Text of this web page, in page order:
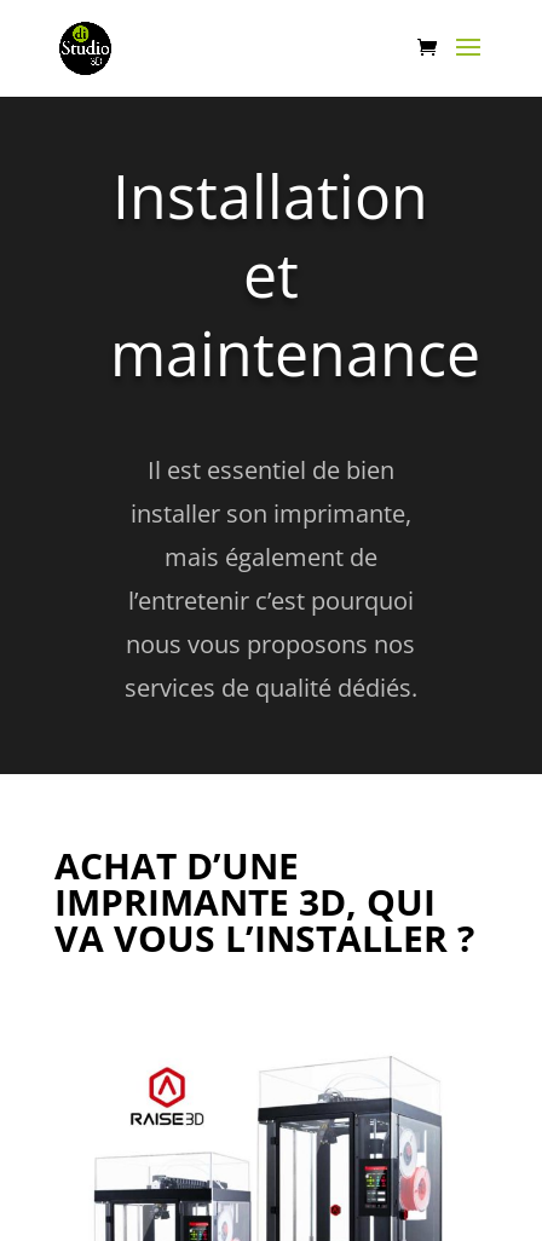
Installation
et
maintenance
Il est essentiel de bien
installer son imprimante,
mais également de
l’entretenir c’est pourquoi
nous vous proposons nos
services de qualité dédiés.
ACHAT D’UNE
IMPRIMANTE 3D, QUI
VA VOUS L’INSTALLER ?